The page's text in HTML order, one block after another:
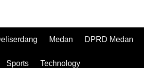
Medan DPRD Medan
Sports Technology